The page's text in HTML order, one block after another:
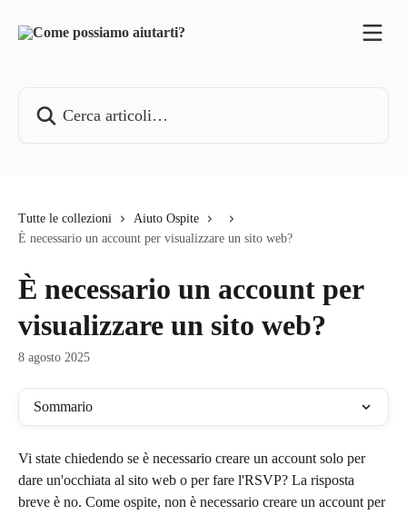
Tutte le collezioni
Aiuto Ospite
È necessario un account per visualizzare un sito web?
È necessario un account per
visualizzare un sito web?
8 agosto 2025
Sommario
Vi state chiedendo se è necessario creare un account solo per
dare un'occhiata al sito web o per fare l'RSVP? La risposta
breve è no. Come ospite, non è necessario creare un account per